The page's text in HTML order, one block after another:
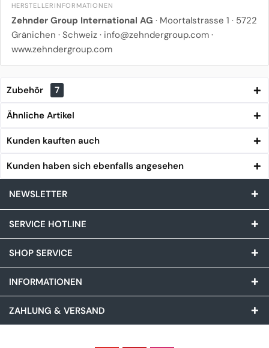
HERSTELLERINFORMATIONEN
Zehnder Group International AG · Moortalstrasse 1 · 5722
Gränichen · Schweiz · info@zehndergroup.com ·
www.zehndergroup.com
Zubehör 7
Ähnliche Artikel
Kunden kauften auch
Kunden haben sich ebenfalls angesehen
NEWSLETTER
SERVICE HOTLINE
SHOP SERVICE
INFORMATIONEN
ZAHLUNG & VERSAND